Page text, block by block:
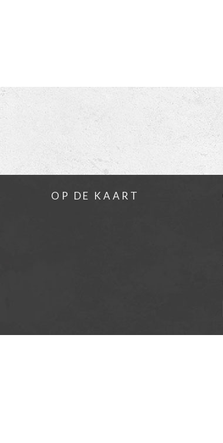
OP DE KAART